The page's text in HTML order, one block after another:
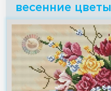
весенние цветы